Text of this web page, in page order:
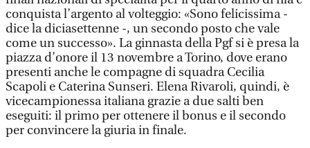
conquista l’argento al volteggio: «Sono felicissima -
dice la diciasettenne -, un secondo posto che vale
come un successo». La ginnasta della Pgf si è presa la
piazza d’onore il 13 novembre a Torino, dove erano
presenti anche le compagne di squadra Cecilia
Scapoli e Caterina Sunseri. Elena Rivaroli, quindi, è
vicecampionessa italiana grazie a due salti ben
eseguiti: il primo per ottenere il bonus e il secondo
per convincere la giuria in finale.